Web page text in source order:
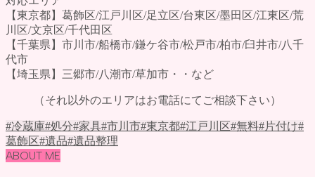
【東京都】葛飾区/江戸川区/足立区/台東区/墨田区/江東区/荒
川区/文京区/千代田区
【千葉県】市川市/船橋市/鎌ケ谷市/松戸市/柏市/臼井市/八千
代市
【埼玉県】三郷市/八潮市/草加市・・など
（それ以外のエリアはお電話にてご相談下さい）
#冷蔵庫#処分#家具#市川市#東京都#江戸川区#無料#片付け#
葛飾区#遺品#遺品整理
ABOUT ME